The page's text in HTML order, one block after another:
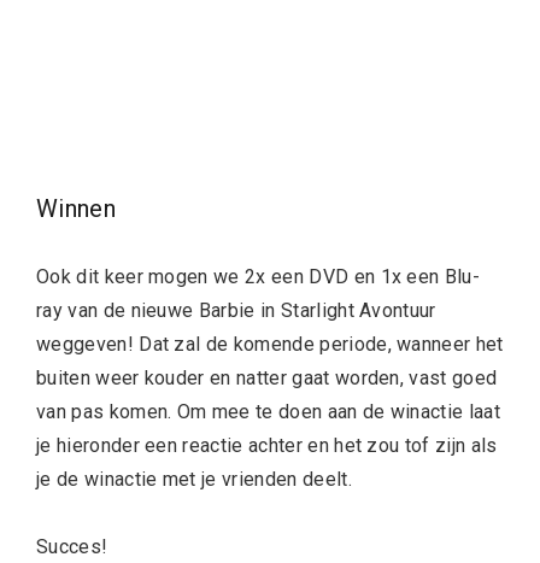
Winnen
Ook dit keer mogen we 2x een DVD en 1x een Blu-
ray van de nieuwe Barbie in Starlight Avontuur
weggeven! Dat zal de komende periode, wanneer het
buiten weer kouder en natter gaat worden, vast goed
van pas komen. Om mee te doen aan de winactie laat
je hieronder een reactie achter en het zou tof zijn als
je de winactie met je vrienden deelt.
Succes!